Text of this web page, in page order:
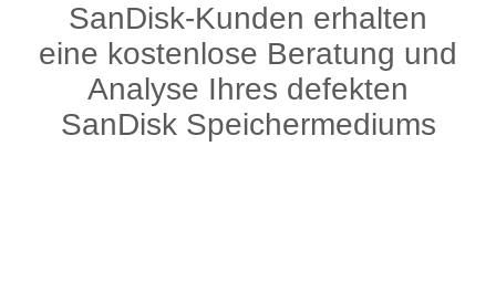
SanDisk-Kunden erhalten
eine kostenlose Beratung und
Analyse Ihres defekten
SanDisk Speichermediums